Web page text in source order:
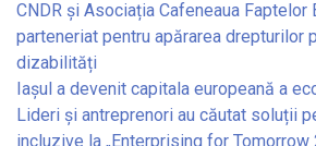
CNDR și Asociația Cafeneaua Faptelor
parteneriat pentru apărarea drepturilor
dizabilități
Iașul a devenit capitala europeană a
Lideri și antreprenori au căutat soluții
incluzive la „Enterprising for Tomorrow